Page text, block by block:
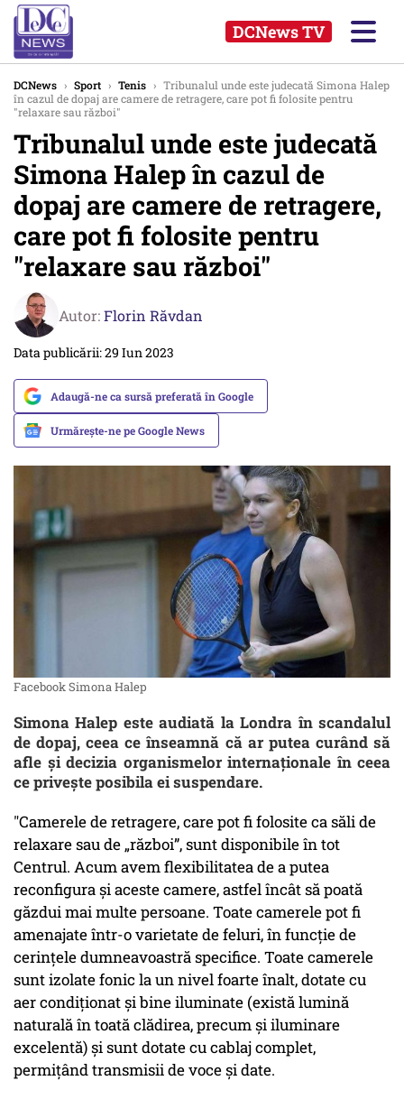
DCNews TV
DCNews › Sport › Tenis › Tribunalul unde este judecată Simona Halep
în cazul de dopaj are camere de retragere, care pot fi folosite pentru
"relaxare sau război"
Tribunalul unde este judecată
Simona Halep în cazul de
dopaj are camere de retragere,
care pot fi folosite pentru
"relaxare sau război"
Autor:Florin Răvdan
Data publicării: 29 Iun 2023
Adaugă-ne ca sursă preferată în Google
Urmărește-ne pe Google News
Facebook Simona Halep
Simona Halep este audiată la Londra în scandalul
de dopaj, ceea ce înseamnă că ar putea curând să
afle şi decizia organismelor internaţionale în ceea
ce priveşte posibila ei suspendare.
"Camerele de retragere, care pot fi folosite ca săli de
relaxare sau de „război”, sunt disponibile în tot
Centrul. Acum avem flexibilitatea de a putea
reconfigura și aceste camere, astfel încât să poată
găzdui mai multe persoane. Toate camerele pot fi
amenajate într-o varietate de feluri, în funcție de
cerințele dumneavoastră specifice. Toate camerele
sunt izolate fonic la un nivel foarte înalt, dotate cu
aer condiționat și bine iluminate (există lumină
naturală în toată clădirea, precum și iluminare
excelentă) și sunt dotate cu cablaj complet,
permițând transmisii de voce și date.